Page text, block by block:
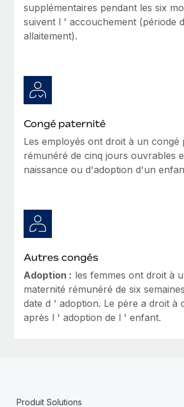
supplémentaires pendant les six
suivent l ' accouchement (période
allaitement).
Congé paternité
Les employés ont droit à un congé
rémunéré de cinq jours ouvrables
naissance ou d'adoption d'un
Autres congés
Adoption : les femmes ont droit à
maternité rémunéré de six
date d ' adoption. Le père a droit à
après l ' adoption de l ' enfant.
Produit Solutions